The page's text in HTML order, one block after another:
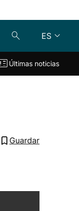
ES
En directo
Últimas noticias
Guardar